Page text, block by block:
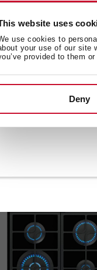
website uses
use cookies to
your use of our site
provided to them
Deny
Διαφημιστικές
Pure Clean